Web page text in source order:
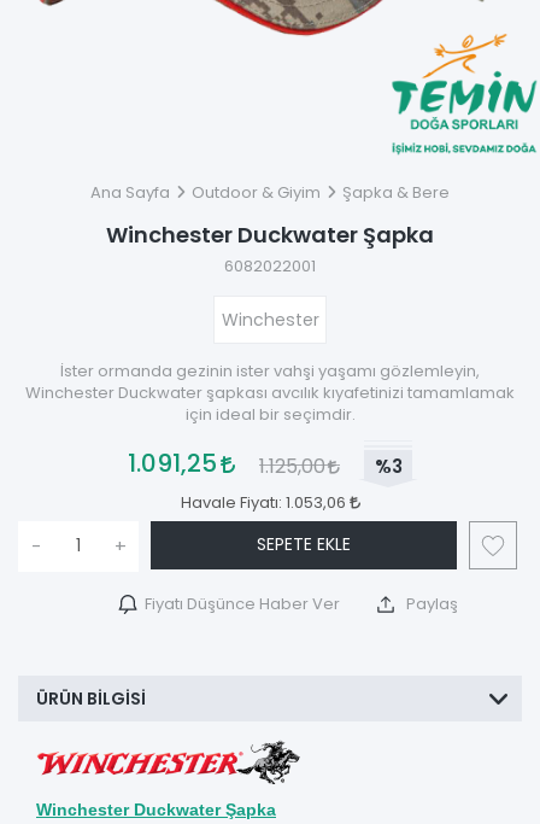
Ana Sayfa Outdoor & Giyim Şapka & Bere
Winchester Duckwater Şapka
6082022001
Winchester
İster ormanda gezinin ister vahşi yaşamı gözlemleyin,
Winchester Duckwater şapkası avcılık kıyafetinizi tamamlamak
için ideal bir seçimdir.
1.091,25 1.125,00 %3
Havale Fiyatı: 1.053,06
- + SEPETE EKLE
Fiyatı Düşünce Haber Ver Paylaş
ÜRÜN BILGISI
Winchester Duckwater Şapka